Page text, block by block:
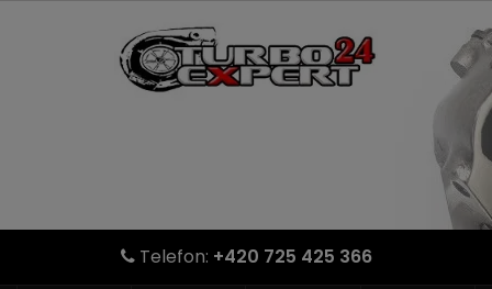
Telefon: +420 725 425 366